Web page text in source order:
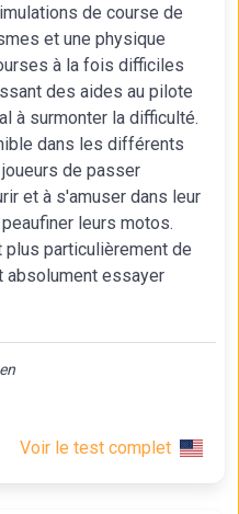
de course de
et une physique
à la fois difficiles
des aides au pilote
à surmonter la difficulté.
dans les différents
de passer
et à s'amuser dans leur
leurs motos.
particulièrement de
absolument essayer
Voir le test complet